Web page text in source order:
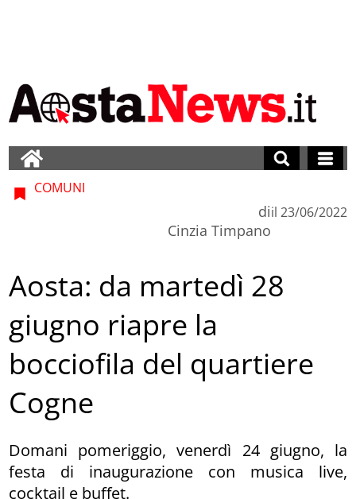
COMUNI
di
Cinzia Timpano
il 23/06/2022
Aosta: da martedì 28
giugno riapre la
bocciofila del quartiere
Cogne
Domani pomeriggio, venerdì 24 giugno, la
festa di inaugurazione con musica live,
cocktail e buffet.